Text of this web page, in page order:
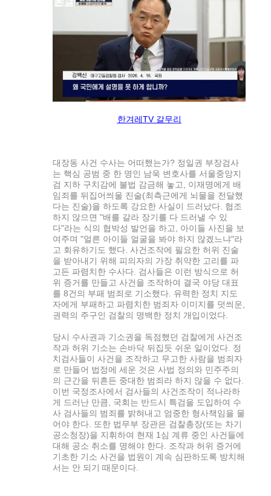
한겨레TV 갈무리
대장동 사건 수사는 어떠했는가? 정일권 부장검사
는 핵심 공범 중 한 명인 남욱 변호사를 서울중앙지
검 지하 구치감에 불법 감금해 놓고, 이재명에게 배
임죄를 뒤집어씌울 진술(최측근에게 뇌물을 전달했
다는 진술)을 하도록 강요한 사실이 드러났다. 협조
하지 않으면 "배를 갈라 장기를 다 드러낼 수 있
다"라는 식의 협박성 발언을 하고, 아이들 사진을 보
여주며 "얼른 아이들 얼굴을 봐야 하지 않겠느냐"라
고 회유하기도 했다. 사건조작에 필요한 허위 진술
을 받아내기 위해 피의자의 가장 취약한 고리를 파
고든 파렴치한 수사다. 검사들은 이런 방식으로 허
위 증거를 만들고 사건을 조작하여 결국 야당 대표
를 8건의 부패 범죄로 기소했다. 유력한 정치 지도
자에게 부패하고 파렴치한 범죄자 이미지를 덧씌운,
권력의 주구인 검찰의 명백한 정치 개입이었다.
당시 수사권과 기소권을 독점했던 검찰에게 사건조
작과 허위 기소는 손바닥 뒤집듯 쉬운 일이었다. 정
치검사들이 사건을 조작하고 무고한 사람을 범죄자
로 만들어 법정에 세운 것은 사법 정의와 민주주의
의 근간을 뒤흔든 중대한 범죄라 하지 않을 수 없다.
이번 국정조사에서 검사들의 사건조작이 적나라하
게 드러난 만큼, 국회는 반드시 특검을 도입하여 수
사 검사들의 범죄를 밝혀내고 엄중한 형사책임을 물
어야 한다. 또한 법무부 장관은 검찰총장(또는 차기
공소청장)을 지휘하여 현재 1심 계류 중인 사건들에
대해 공소 취소를 명해야 한다. 조작과 허위 증거에
기초한 기소 사건을 법원이 계속 심판하도록 방치해
서는 안 되기 때문이다.